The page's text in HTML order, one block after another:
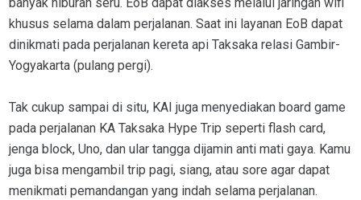
khusus selama dalam perjalanan. Saat ini layanan EoB dapat
dinikmati pada perjalanan kereta api Taksaka relasi Gambir-
Yogyakarta (pulang pergi).
Tak cukup sampai di situ, KAI juga menyediakan board game
pada perjalanan KA Taksaka Hype Trip seperti flash card,
jenga block, Uno, dan ular tangga dijamin anti mati gaya. Kamu
juga bisa mengambil trip pagi, siang, atau sore agar dapat
menikmati pemandangan yang indah selama perjalanan.